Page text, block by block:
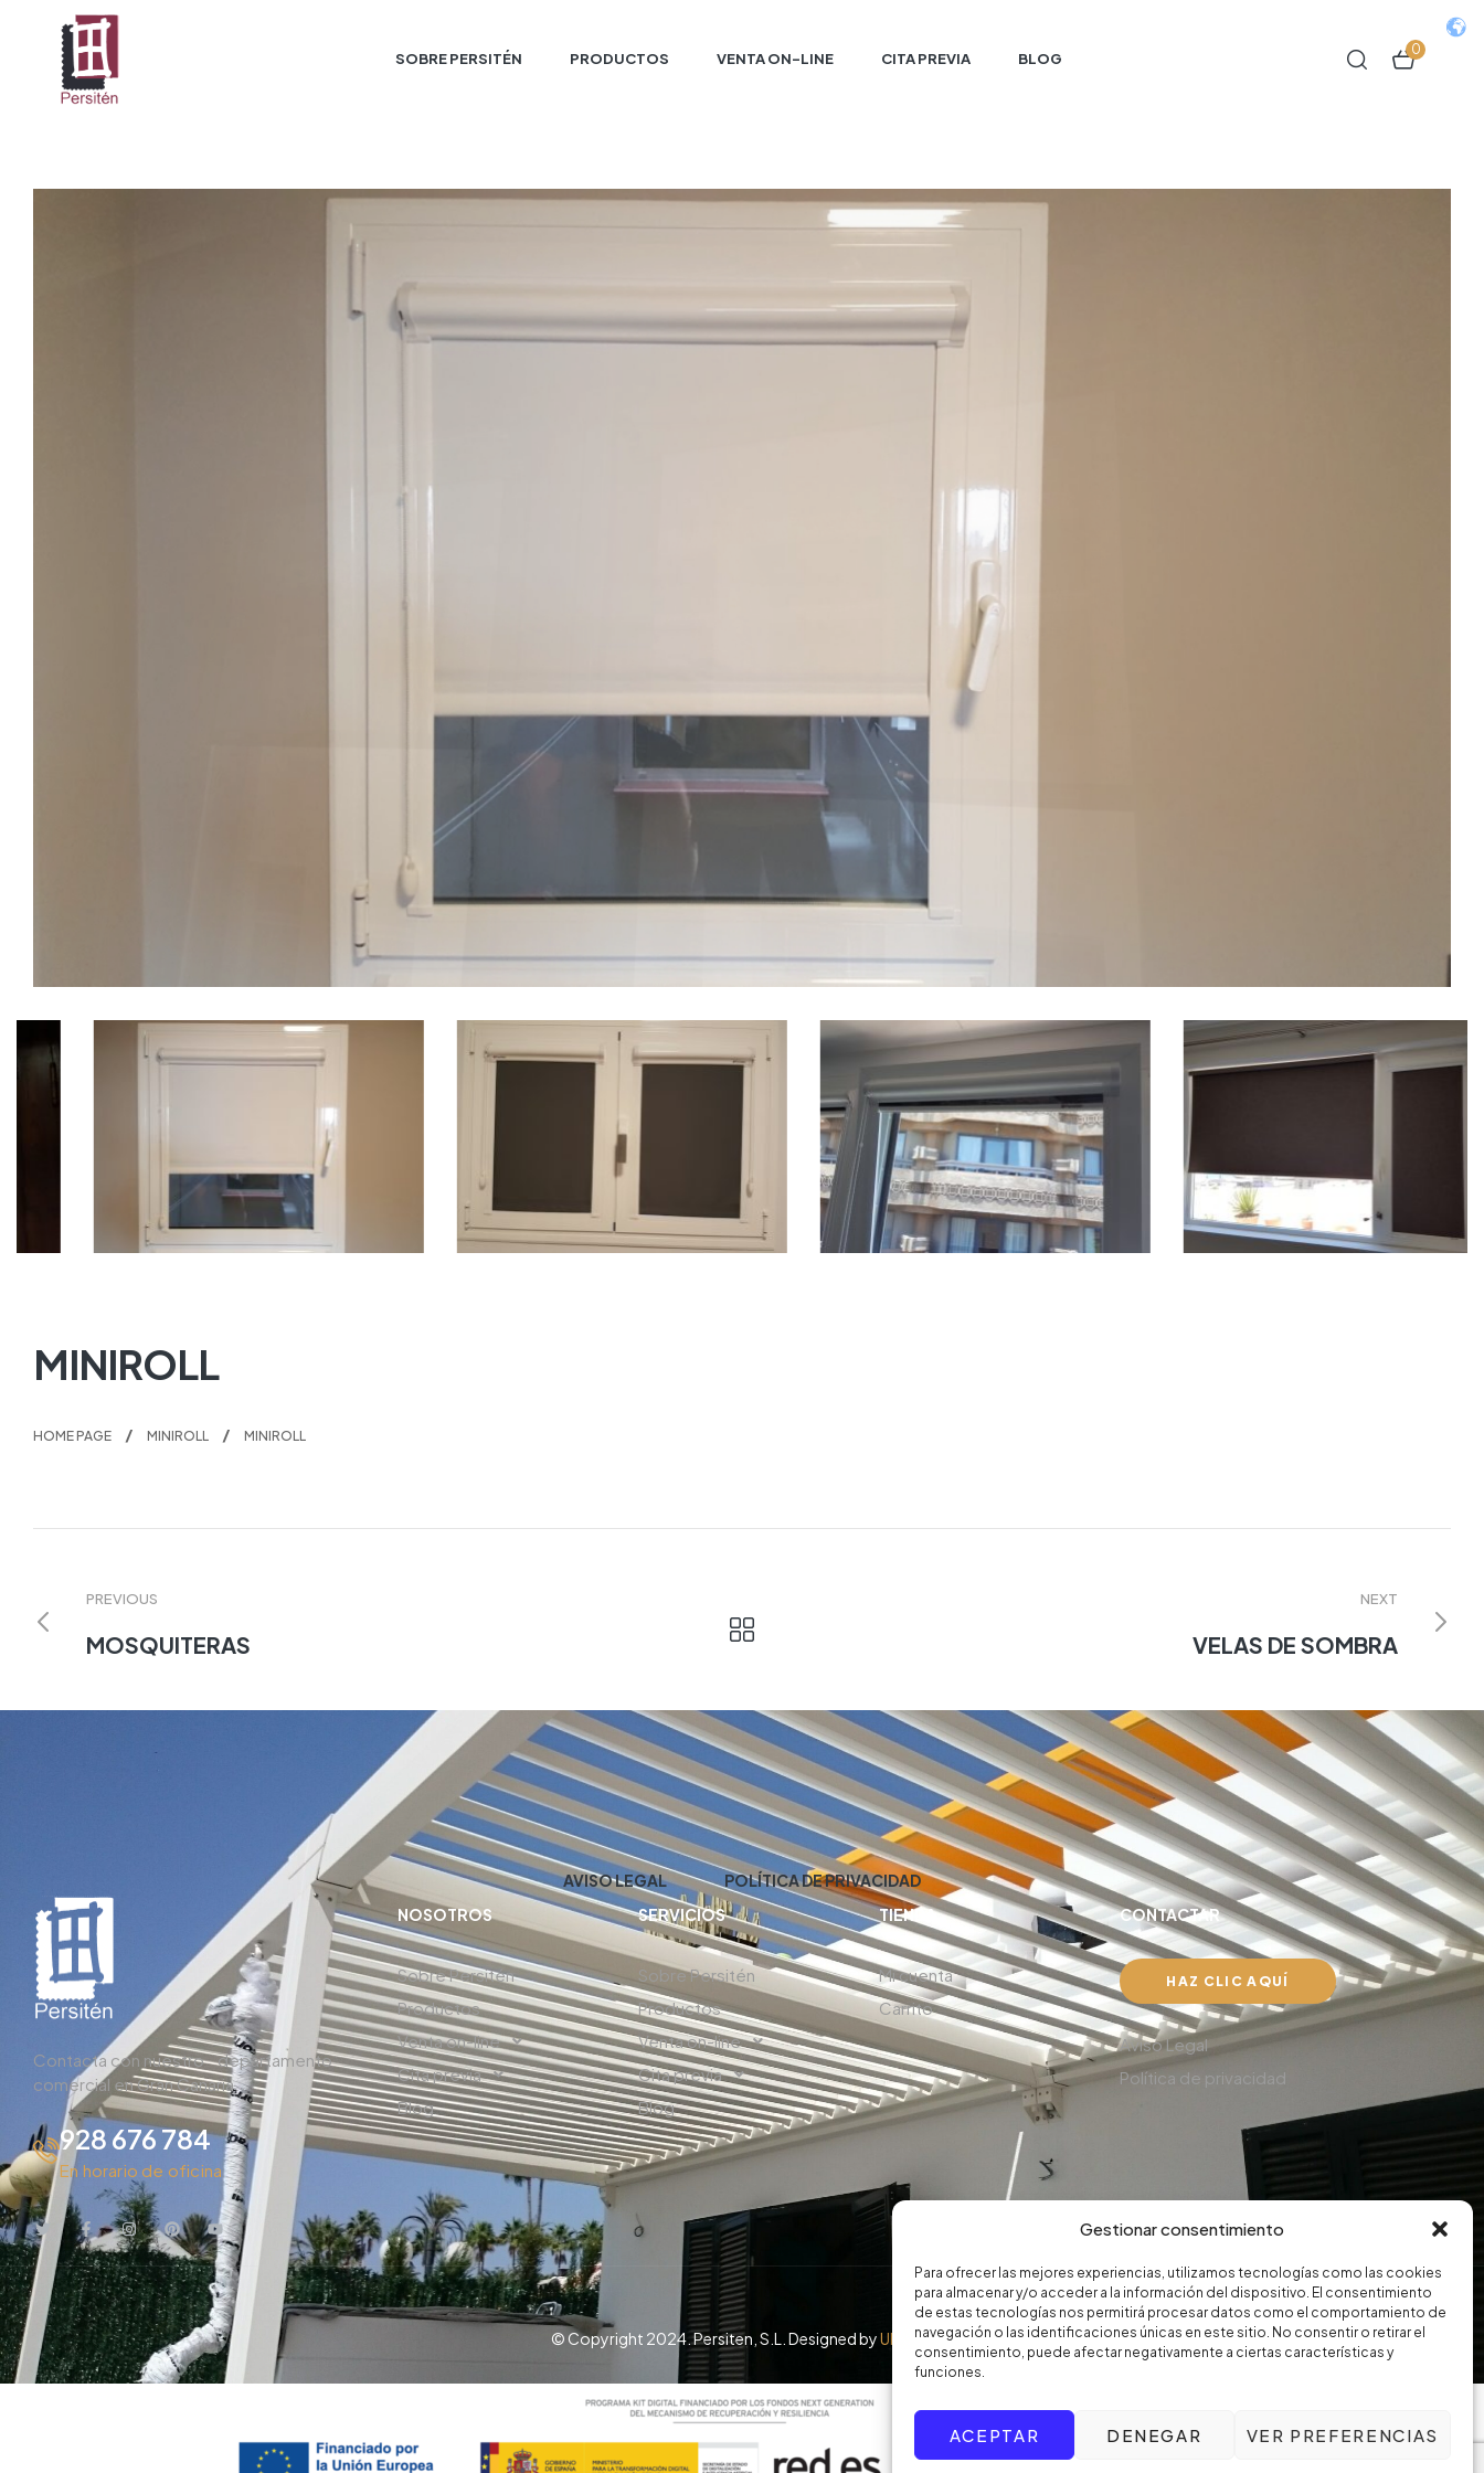
Gestionar consentimiento
Para ofrecer las mejores experiencias, utilizamos tecnologías como las cookies
para almacenar y/o acceder a la información del dispositivo. El consentimiento
de estas tecnologías nos permitirá procesar datos como el comportamiento de
navegación o las identificaciones únicas en este sitio. No consentir o retirar el
consentimiento, puede afectar negativamente a ciertas características y
funciones.
ACEPTAR DENEGAR VER PREFERENCIAS
SOBRE PERSITÉN PRODUCTOS VENTA ON-LINE CITA PREVIA BLOG
0
MINIROLL
HOME PAGE MINIROLL MINIROLL
PREVIOUS
MOSQUITERAS
NEXT
VELAS DE SOMBRA
AVISO LEGAL POLÍTICA DE PRIVACIDAD
Contacta con nuestro departamento
comercial en Gran Canaria.
928 676 784
En horario de oficina
NOSOTROS
Sobre Persitén
Productos
Venta on-line
Cita previa
Blog
SERVICIOS
Sobre Persitén
Productos
Venta on-line
Cita previa
Blog
TIENDA
Mi cuenta
Carrito
CONTACTAR
HAZ CLIC AQUÍ
Aviso Legal
Política de privacidad
© Copyright 2024. Persiten, S.L. Designed byUPZELL